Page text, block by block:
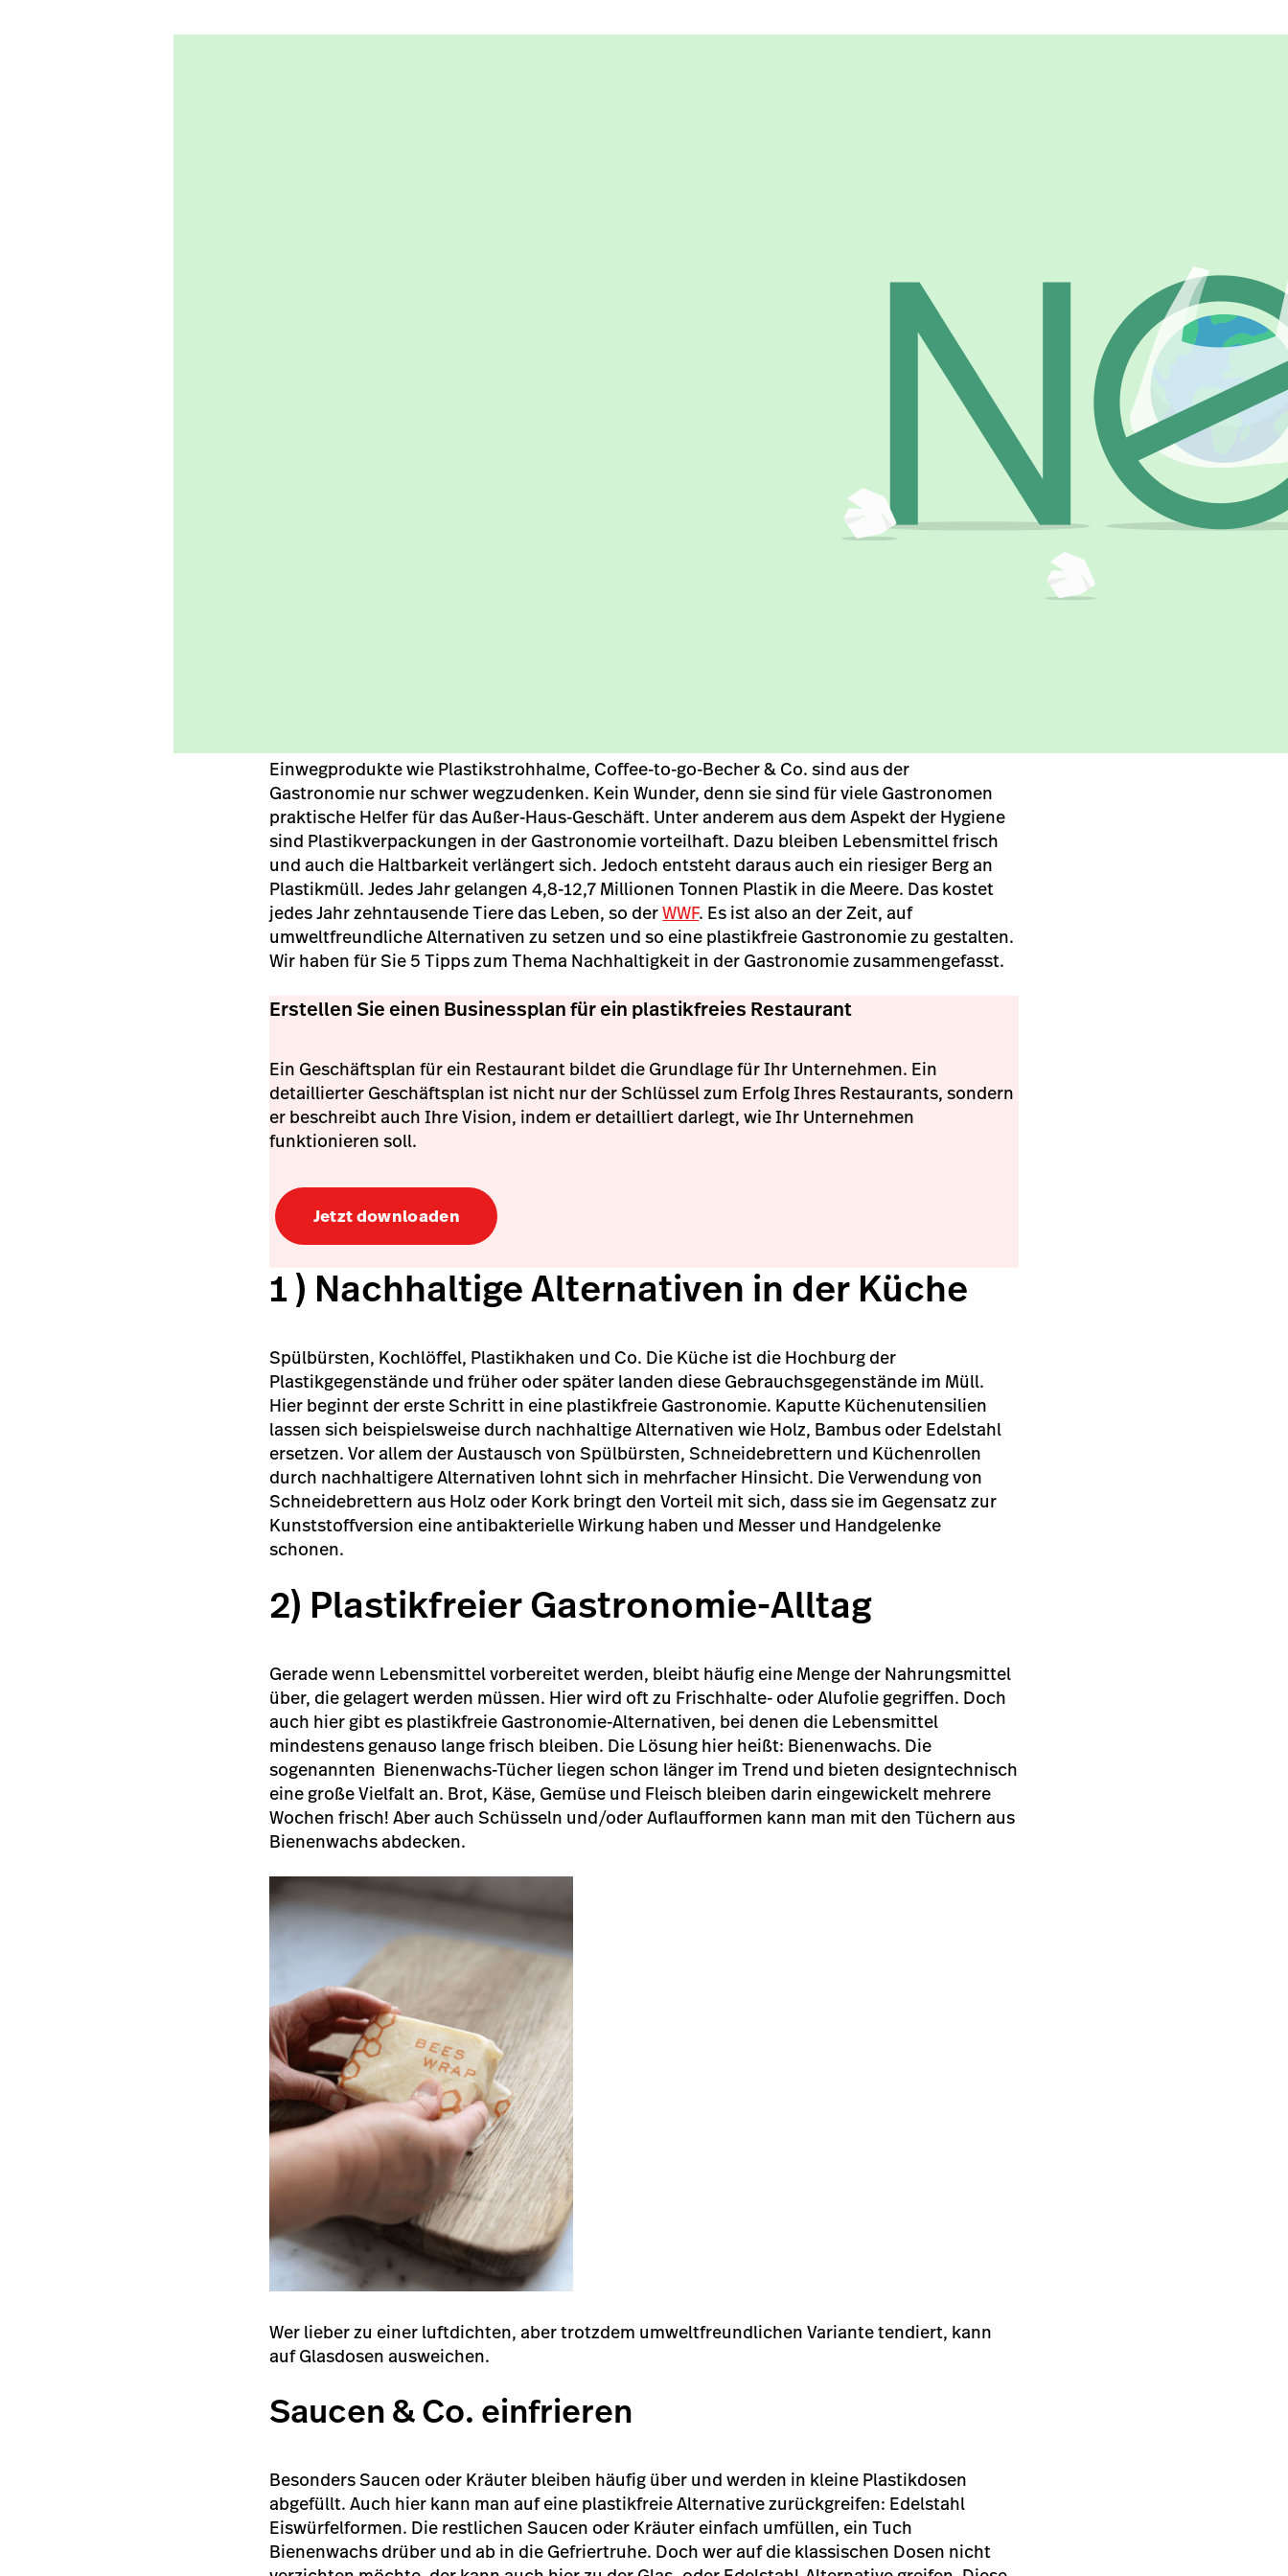
Einwegprodukte wie Plastikstrohhalme, Coffee-to-go-Becher & Co. sind aus der
Gastronomie nur schwer wegzudenken. Kein Wunder, denn sie sind für viele Gastronomen
praktische Helfer für das Außer-Haus-Geschäft. Unter anderem aus dem Aspekt der Hygiene
sind Plastikverpackungen in der Gastronomie vorteilhaft. Dazu bleiben Lebensmittel frisch
und auch die Haltbarkeit verlängert sich. Jedoch entsteht daraus auch ein riesiger Berg an
Plastikmüll. Jedes Jahr gelangen 4,8-12,7 Millionen Tonnen Plastik in die Meere. Das kostet
jedes Jahr zehntausende Tiere das Leben, so derWWF. Es ist also an der Zeit, auf
umweltfreundliche Alternativen zu setzen und so eine plastikfreie Gastronomie zu gestalten.
Wir haben für Sie 5 Tipps zum Thema Nachhaltigkeit in der Gastronomie zusammengefasst.
Erstellen Sie einen Businessplan für ein plastikfreies Restaurant
Ein Geschäftsplan für ein Restaurant bildet die Grundlage für Ihr Unternehmen. Ein
detaillierter Geschäftsplan ist nicht nur der Schlüssel zum Erfolg Ihres Restaurants, sondern
er beschreibt auch Ihre Vision, indem er detailliert darlegt, wie Ihr Unternehmen
funktionieren soll.
Jetzt downloaden
1 ) Nachhaltige Alternativen in der Küche
Spülbürsten, Kochlöffel, Plastikhaken und Co. Die Küche ist die Hochburg der
Plastikgegenstände und früher oder später landen diese Gebrauchsgegenstände im Müll.
Hier beginnt der erste Schritt in eine plastikfreie Gastronomie. Kaputte Küchenutensilien
lassen sich beispielsweise durch nachhaltige Alternativen wie Holz, Bambus oder Edelstahl
ersetzen. Vor allem der Austausch von Spülbürsten, Schneidebrettern und Küchenrollen
durch nachhaltigere Alternativen lohnt sich in mehrfacher Hinsicht. Die Verwendung von
Schneidebrettern aus Holz oder Kork bringt den Vorteil mit sich, dass sie im Gegensatz zur
Kunststoffversion eine antibakterielle Wirkung haben und Messer und Handgelenke
schonen.
2) Plastikfreier Gastronomie-Alltag
Gerade wenn Lebensmittel vorbereitet werden, bleibt häufig eine Menge der Nahrungsmittel
über, die gelagert werden müssen. Hier wird oft zu Frischhalte- oder Alufolie gegriffen. Doch
auch hier gibt es plastikfreie Gastronomie-Alternativen, bei denen die Lebensmittel
mindestens genauso lange frisch bleiben. Die Lösung hier heißt: Bienenwachs. Die
sogenannten Bienenwachs-Tücher liegen schon länger im Trend und bieten designtechnisch
eine große Vielfalt an. Brot, Käse, Gemüse und Fleisch bleiben darin eingewickelt mehrere
Wochen frisch! Aber auch Schüsseln und/oder Auflaufformen kann man mit den Tüchern aus
Bienenwachs abdecken.
Wer lieber zu einer luftdichten, aber trotzdem umweltfreundlichen Variante tendiert, kann
auf Glasdosen ausweichen.
Saucen & Co. einfrieren
Besonders Saucen oder Kräuter bleiben häufig über und werden in kleine Plastikdosen
abgefüllt. Auch hier kann man auf eine plastikfreie Alternative zurückgreifen: Edelstahl
Eiswürfelformen. Die restlichen Saucen oder Kräuter einfach umfüllen, ein Tuch
Bienenwachs drüber und ab in die Gefriertruhe. Doch wer auf die klassischen Dosen nicht